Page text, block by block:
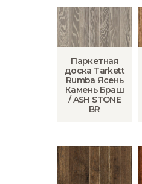
Паркетная
доска Tarkett
Rumba Ясень
Камень Браш
/ ASH STONE
BR